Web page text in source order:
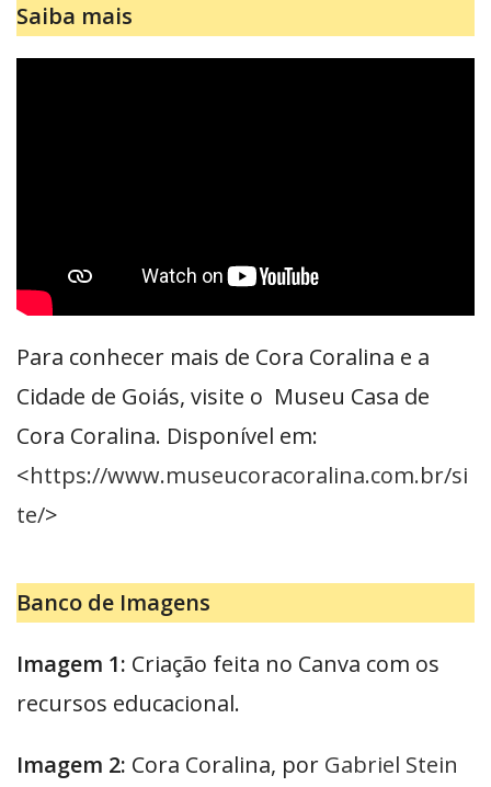
Saiba mais
Para conhecer mais de Cora Coralina e a
Cidade de Goiás, visite o Museu Casa de
Cora Coralina. Disponível em:
<https://www.museucoracoralina.com.br/si
te/>
Banco de Imagens
Imagem 1: Criação feita no Canva com os
recursos educacional.
Imagem 2: Cora Coralina, por Gabriel Stein